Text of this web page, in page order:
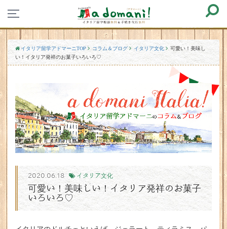
イタリア留学アドマーニTOP コラム＆ブログ イタリア文化
可愛い！美味し
い！イタリア発祥のお菓子いろいろ♡
2020.06.18 イタリア文化
可愛い！美味しい！イタリア発祥のお菓子
いろいろ♡